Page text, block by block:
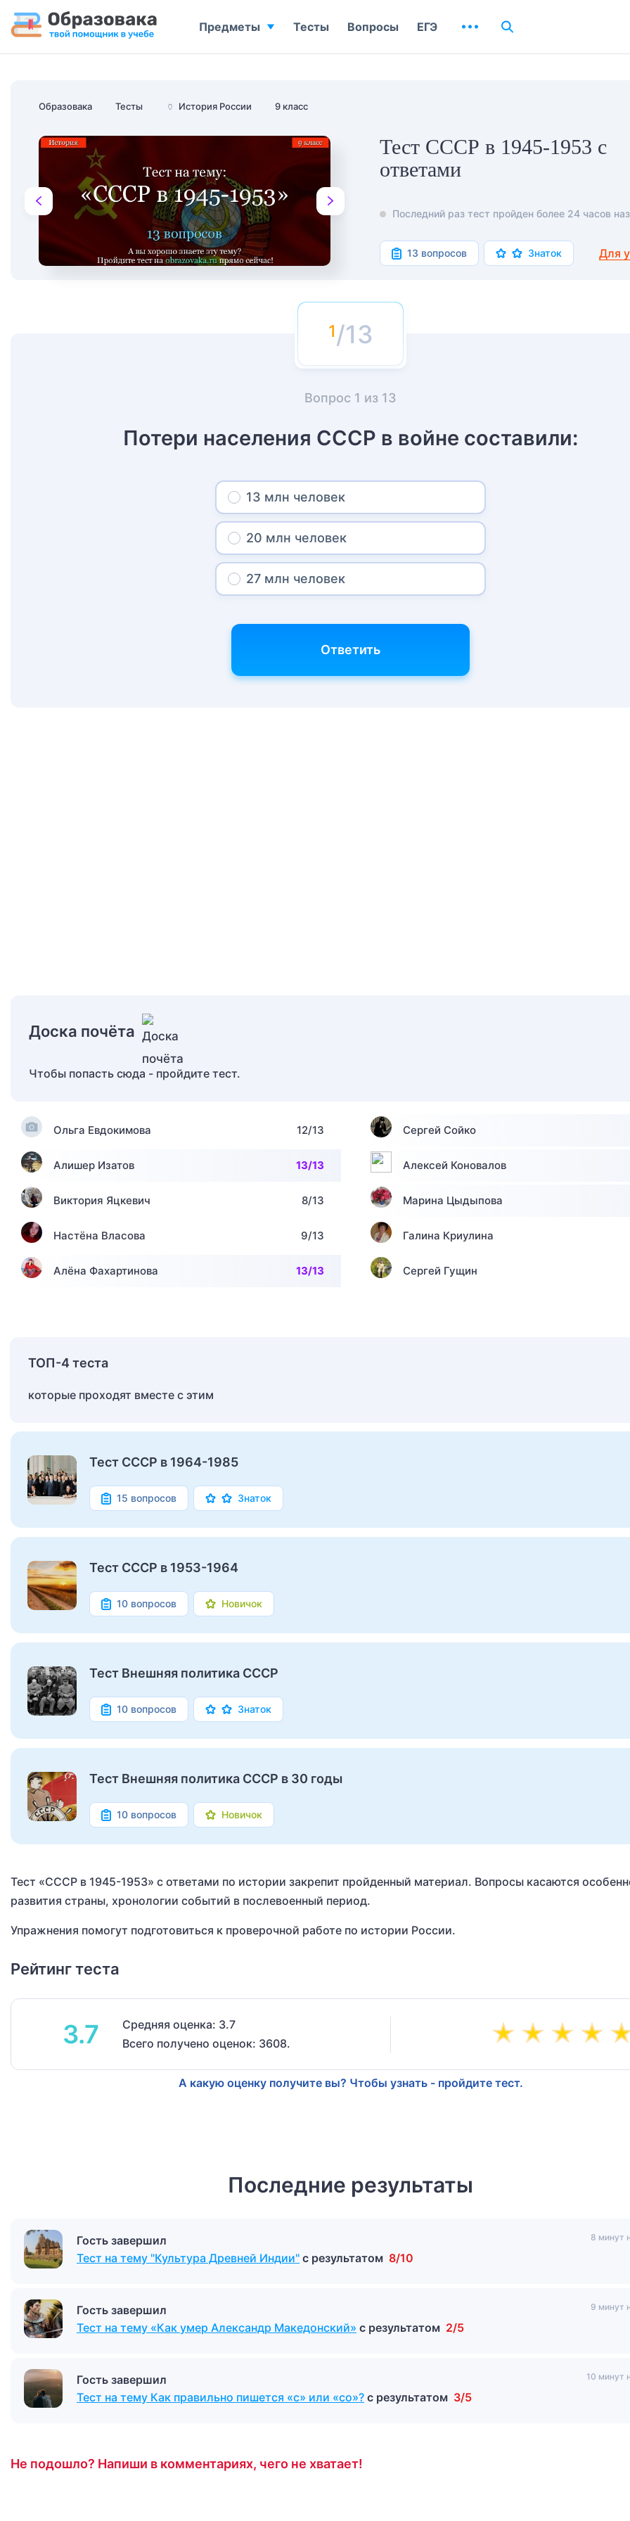
Образовака Тесты 🏺 История России 9 класс
Тест СССР в 1945-1953 с
ответами
Последний раз тест пройден более 24 часов
13 вопросов Знаток Для
/13
Вопрос 1 из 13
Потери населения СССР в войне составили:
13 млн человек
20 млн человек
27 млн человек
Ответить
Доска почёта
Чтобы попасть сюда - пройдите тест.
Ольга Евдокимова 12/13 Сергей Сойко
Алишер Изатов 13/13 Алексей Коновалов
Виктория Яцкевич 8/13 Марина Цыдыпова
Настёна Власова 9/13 Галина Криулина
Алёна Фахартинова 13/13 Сергей Гущин
ТОП-4 теста
которые проходят вместе с этим
Тест СССР в 1964-1985
15 вопросов Знаток
Тест СССР в 1953-1964
10 вопросов Новичок
Тест Внешняя политика СССР
10 вопросов Знаток
Тест Внешняя политика СССР в 30 годы
10 вопросов Новичок
Тест «СССР в 1945-1953» с ответами по истории закрепит пройденный материал. Вопросы касаются
развития страны, хронологии событий в послевоенный период.
Упражнения помогут подготовиться к проверочной работе по истории России.
Рейтинг теста
3.7
Средняя оценка: 3.7
Всего получено оценок: 3608.
А какую оценку получите вы? Чтобы узнать - пройдите тест.
Последние результаты
Гость завершил
Тест на тему "Культура Древней Индии" с результатом 8/10
8 минут
Гость завершил
Тест на тему «Как умер Александр Македонский» с результатом 2/5
9 минут
Гость завершил
Тест на тему Как правильно пишется «с» или «со»? с результатом 3/5
10 минут
Не подошло? Напиши в комментариях, чего не хватает!
Предметы Тесты Вопросы ЕГЭ